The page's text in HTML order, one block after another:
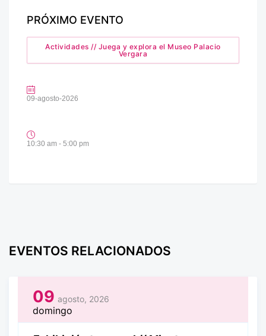
PRÓXIMO EVENTO
Actividades // Juega y explora el Museo Palacio
Vergara
09-agosto-2026
10:30 am - 5:00 pm
EVENTOS RELACIONADOS
09 agosto, 2026
domingo